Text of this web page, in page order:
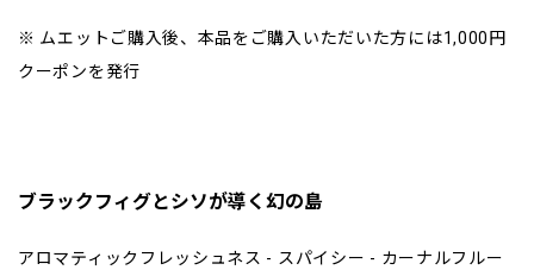
※ ムエットご購入後、本品をご購入いただいた方には1,000円
クーポンを発行
ブラックフィグとシソが導く幻の島
アロマティックフレッシュネス - スパイシー - カーナルフルー